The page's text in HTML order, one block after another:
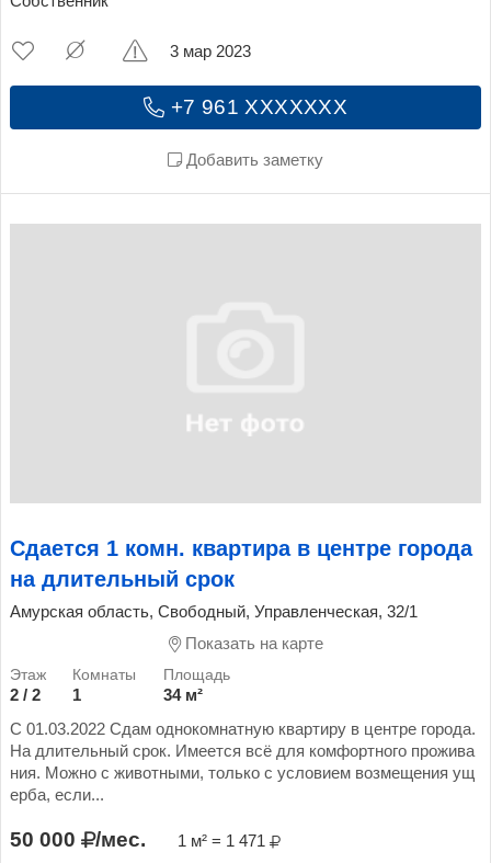
+7 961 XXXXXXX
Добавить заметку
3 мар 2023
Сдается 1 комн. квартира в центре города
на длительный срок
Амурская область, Свободный, Управленческая, 32/1
Показать на карте
2 / 2 1
34 м²
С 01.03.2022 Сдам однокомнатную квартиру в центре города.
На длительный срок. Имеется всё для комфортного прожива
ния. Можно с животными, только с условием возмещения ущ
ерба, если...
50 000 /мес. 1 м² = 1 471